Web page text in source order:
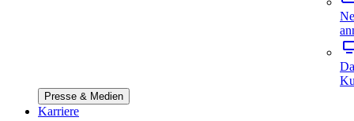
Presse & Medien
Karriere